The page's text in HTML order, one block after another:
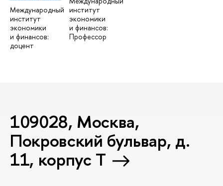
Международный
институт
экономики
и финансов:
доцент
институт
экономики
и финансов:
Профессор
109028, Москва,
Покровский бульвар, д.
11, корпус T